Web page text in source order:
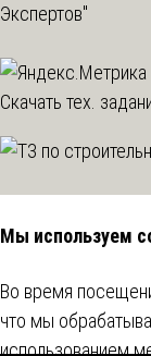
Экспертов"
Скачать тех.
Мы используем
Во время
что мы
использованием